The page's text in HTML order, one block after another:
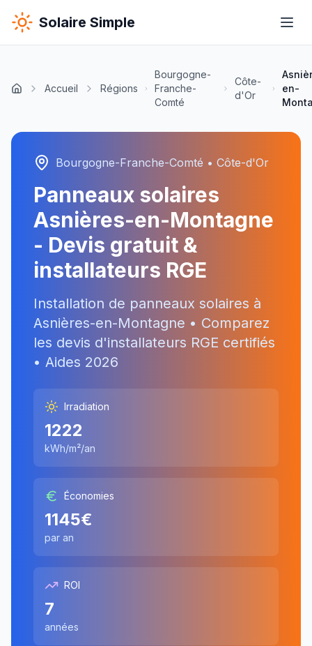
Solaire Simple
Accueil Régions
Bourgogne-
Franche-
Comté
Côte-
d'Or
en-
Bourgogne-Franche-Comté • Côte-d'Or
Panneaux solaires
Asnières-en-Montagne
- Devis gratuit &
installateurs RGE
Installation de panneaux solaires à
Asnières-en-Montagne • Comparez
les devis d'installateurs RGE certifiés
• Aides 2026
Irradiation
1222
kWh/m²/an
Économies
1145€
par an
ROI
7
années